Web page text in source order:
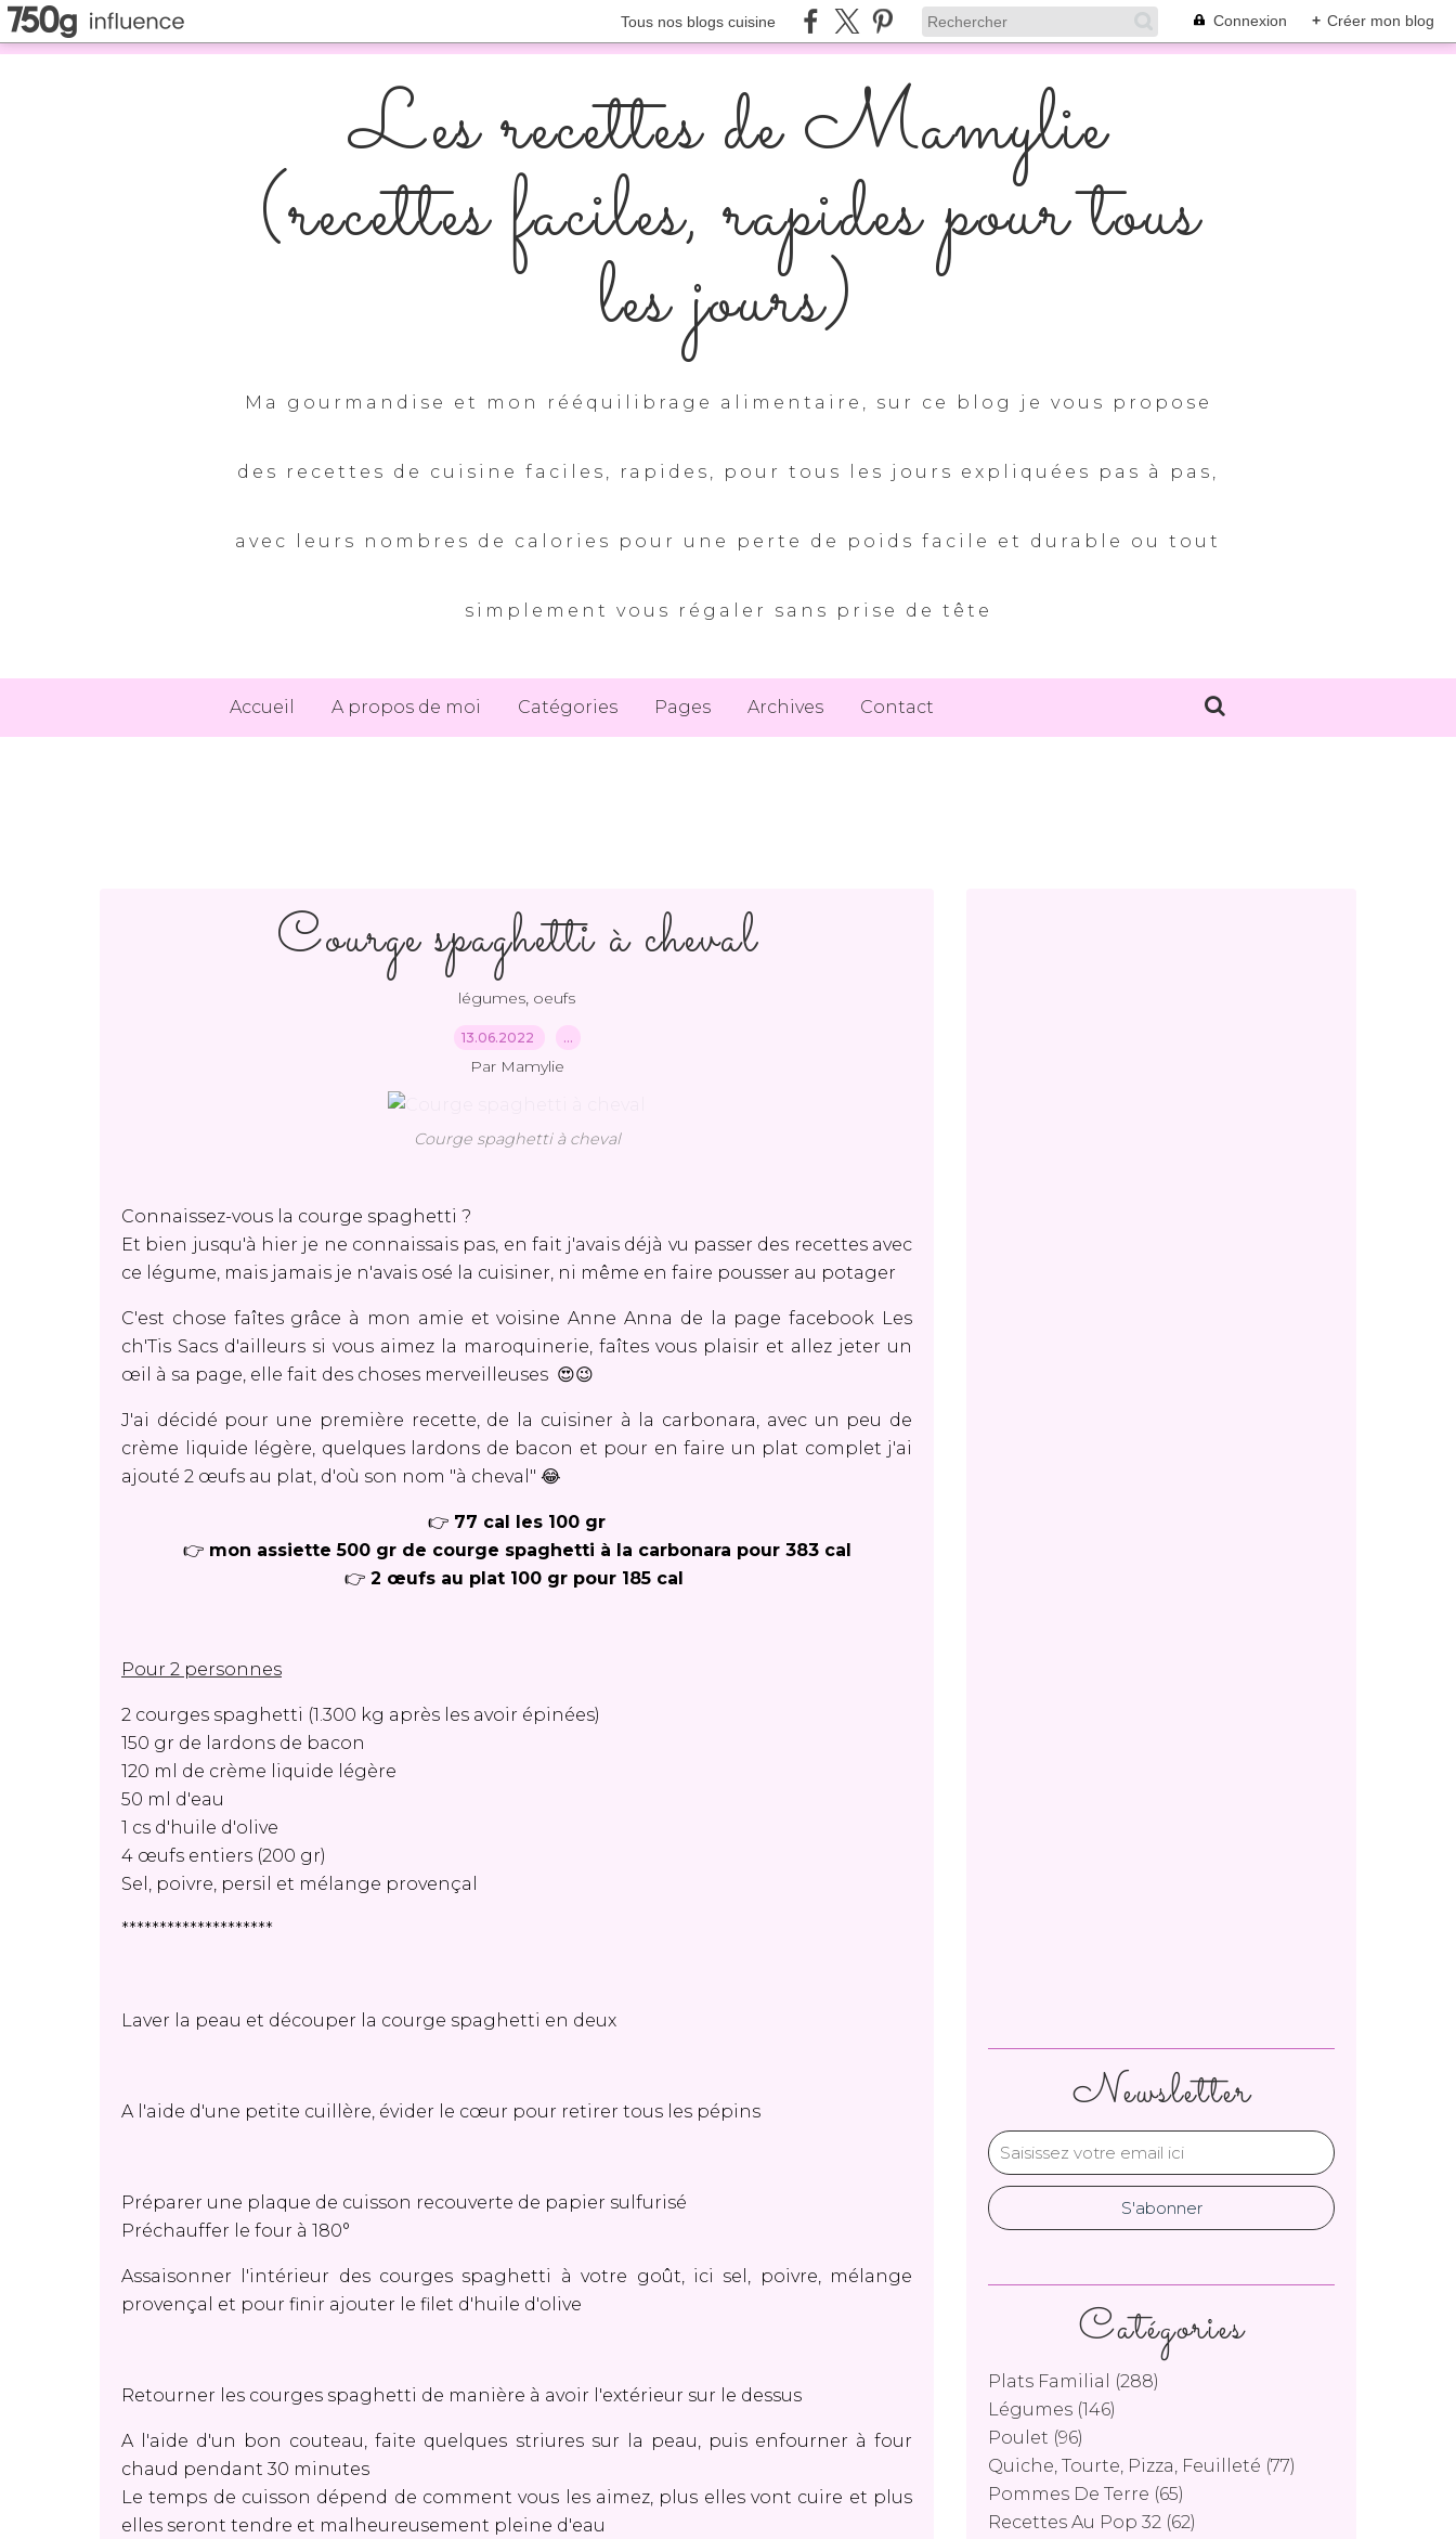
Tous nos blogs cuisine Connexion + Créer mon blog
Les recettes de Mamylie
(recettes faciles, rapides pour tous
les jours)
Ma gourmandise et mon rééquilibrage alimentaire, sur ce blog je vous propose
des recettes de cuisine faciles, rapides, pour tous les jours expliquées pas à pas,
avec leurs nombres de calories pour une perte de poids facile et durable ou tout
simplement vous régaler sans prise de tête
Accueil A propos de moi Catégories Pages Archives Contact
Courge spaghetti à cheval
légumes, oeufs
13.06.2022 …
Par Mamylie
Courge spaghetti à cheval
Connaissez-vous la courge spaghetti ?
Et bien jusqu'à hier je ne connaissais pas, en fait j'avais déjà vu passer des recettes avec
ce légume, mais jamais je n'avais osé la cuisiner, ni même en faire pousser au potager
C'est chose faîtes grâce à mon amie et voisine Anne Anna de la page facebook Les
ch'Tis Sacs d'ailleurs si vous aimez la maroquinerie, faîtes vous plaisir et allez jeter un
œil à sa page, elle fait des choses merveilleuses 😍😉
J'ai décidé pour une première recette, de la cuisiner à la carbonara, avec un peu de
crème liquide légère, quelques lardons de bacon et pour en faire un plat complet j'ai
ajouté 2 œufs au plat, d'où son nom "à cheval" 😂
👉 77 cal les 100 gr
👉 mon assiette 500 gr de courge spaghetti à la carbonara pour 383 cal
👉 2 œufs au plat 100 gr pour 185 cal
Pour 2 personnes
2 courges spaghetti (1.300 kg après les avoir épinées)
150 gr de lardons de bacon
120 ml de crème liquide légère
50 ml d'eau
1 cs d'huile d'olive
4 œufs entiers (200 gr)
Sel, poivre, persil et mélange provençal
********************
Laver la peau et découper la courge spaghetti en deux
A l'aide d'une petite cuillère, évider le cœur pour retirer tous les pépins
Préparer une plaque de cuisson recouverte de papier sulfurisé
Préchauffer le four à 180°
Assaisonner l'intérieur des courges spaghetti à votre goût, ici sel, poivre, mélange
provençal et pour finir ajouter le filet d'huile d'olive
Retourner les courges spaghetti de manière à avoir l'extérieur sur le dessus
A l'aide d'un bon couteau, faite quelques striures sur la peau, puis enfourner à four
chaud pendant 30 minutes
Le temps de cuisson dépend de comment vous les aimez, plus elles vont cuire et plus
elles seront tendre et malheureusement pleine d'eau
Newsletter
Catégories
Plats Familial
(288)
Légumes (146)
Poulet (96)
Quiche, Tourte, Pizza, Feuilleté (77)
Pommes De Terre (65)
Recettes Au Pop 32 (62)